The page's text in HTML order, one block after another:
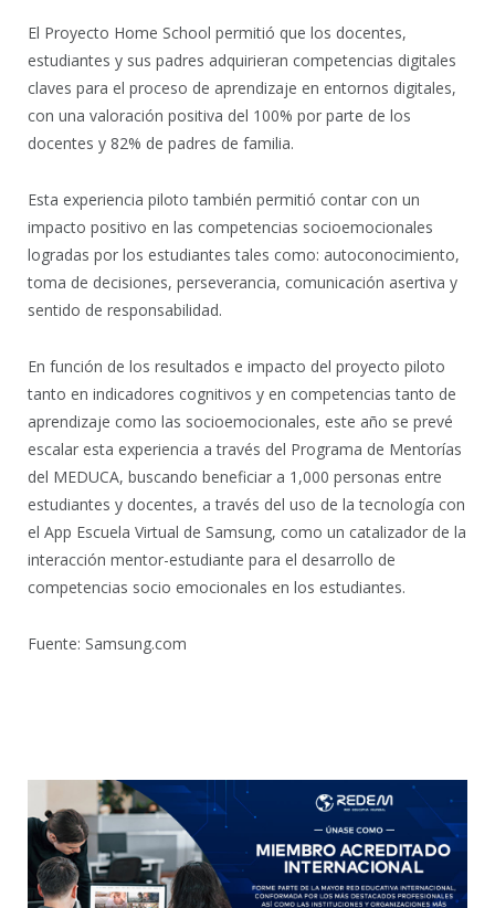
El Proyecto Home School permitió que los docentes,
estudiantes y sus padres adquirieran competencias digitales
claves para el proceso de aprendizaje en entornos digitales,
con una valoración positiva del 100% por parte de los
docentes y 82% de padres de familia.
Esta experiencia piloto también permitió contar con un
impacto positivo en las competencias socioemocionales
logradas por los estudiantes tales como: autoconocimiento,
toma de decisiones, perseverancia, comunicación asertiva y
sentido de responsabilidad.
En función de los resultados e impacto del proyecto piloto
tanto en indicadores cognitivos y en competencias tanto de
aprendizaje como las socioemocionales, este año se prevé
escalar esta experiencia a través del Programa de Mentorías
del MEDUCA, buscando beneficiar a 1,000 personas entre
estudiantes y docentes, a través del uso de la tecnología con
el App Escuela Virtual de Samsung, como un catalizador de la
interacción mentor-estudiante para el desarrollo de
competencias socio emocionales en los estudiantes.
Fuente: Samsung.com